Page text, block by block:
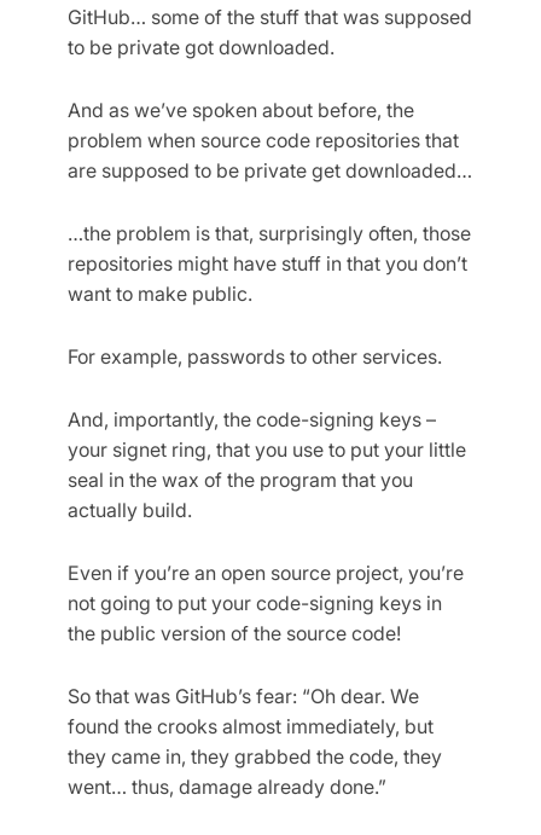
GitHub… some of the stuff that was supposed
to be private got downloaded.
And as we’ve spoken about before, the
problem when source code repositories that
are supposed to be private get downloaded…
…the problem is that, surprisingly often, those
repositories might have stuff in that you don’t
want to make public.
For example, passwords to other services.
And, importantly, the code-signing keys –
your signet ring, that you use to put your little
seal in the wax of the program that you
actually build.
Even if you’re an open source project, you’re
not going to put your code-signing keys in
the public version of the source code!
So that was GitHub’s fear: “Oh dear. We
found the crooks almost immediately, but
they came in, they grabbed the code, they
went… thus, damage already done.”